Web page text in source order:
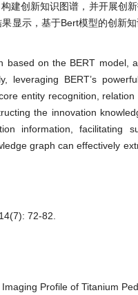
建创新知识图谱，并开展创
显示，基于Bert模型的创新
on the BERT model,
BERT’s
entity recognition, relation
the innovation
information, facilitating
graph can effectively
72-82.
Profile of Titanium